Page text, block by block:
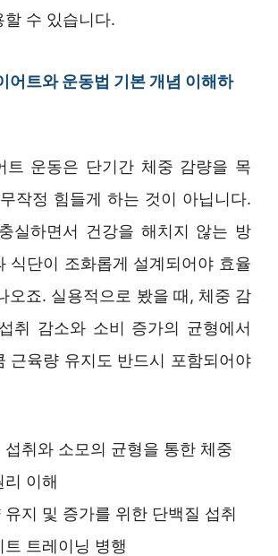
할 수 있습니다.
어트와 운동법 기본 개념 이해하
트 운동은 단기간 체중 감량을 목
작정 힘들게 하는 것이 아닙니다.
실하면서 건강을 해치지 않는 방
식단이 조화롭게 설계되어야 효율
오죠. 실용적으로 봤을 때, 체중 감
취 감소와 소비 증가의 균형에서
근육량 유지도 반드시 포함되어야
섭취와 소모의 균형을 통한 체중
리 이해
유지 및 증가를 위한 단백질 섭취
트 트레이닝 병행